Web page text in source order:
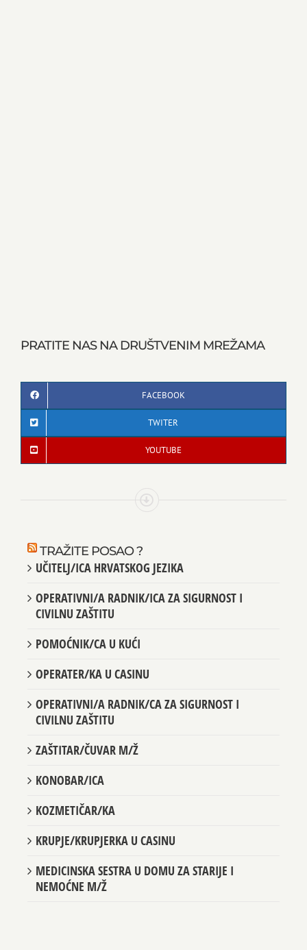
PRATITE NAS NA DRUŠTVENIM MREŽAMA
FACEBOOK
TWITER
YOUTUBE
TRAŽITE POSAO ?
UČITELJ/ICA HRVATSKOG JEZIKA
OPERATIVNI/A RADNIK/ICA ZA SIGURNOST I
CIVILNU ZAŠTITU
POMOĆNIK/CA U KUĆI
OPERATER/KA U CASINU
OPERATIVNI/A RADNIK/CA ZA SIGURNOST I
CIVILNU ZAŠTITU
ZAŠTITAR/ČUVAR M/Ž
KONOBAR/ICA
KOZMETIČAR/KA
KRUPJE/KRUPJERKA U CASINU
MEDICINSKA SESTRA U DOMU ZA STARIJE I
NEMOĆNE M/Ž